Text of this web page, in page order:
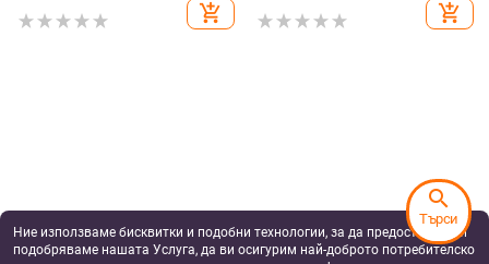
add_shopping_cart add_shopping_cart
Ние използваме бисквитки и подобни технологии, за да предоставяме и
подобряваме нашата Услуга, да ви осигурим най-доброто потребителско
search
Търси